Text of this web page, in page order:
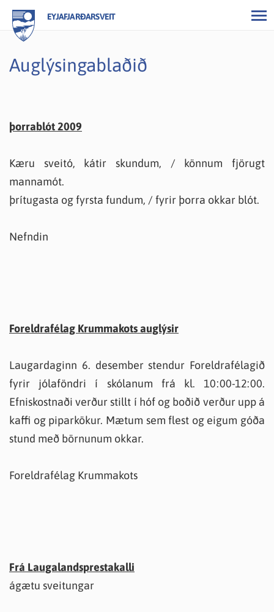
EYJAFJARÐARSVEIT
Auglýsingablaðið
þorrablót 2009
Kæru sveitó, kátir skundum, / könnum fjörugt
mannamót.
þrítugasta og fyrsta fundum, / fyrir þorra okkar blót.
Nefndin
Foreldrafélag Krummakots auglýsir
Laugardaginn 6. desember stendur Foreldrafélagið
fyrir jólaföndri í skólanum frá kl. 10:00-12:00.
Efniskostnaði verður stillt í hóf og boðið verður upp á
kaffi og piparkökur. Mætum sem flest og eigum góða
stund með börnunum okkar.
Foreldrafélag Krummakots
Frá Laugalandsprestakalli
ágætu sveitungar